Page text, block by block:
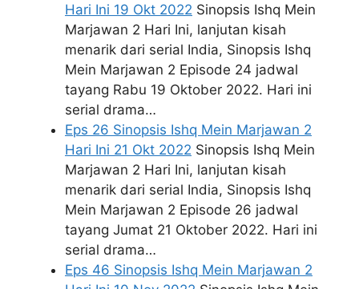
Hari Ini 19 Okt 2022 Sinopsis Ishq Mein
Marjawan 2 Hari Ini, lanjutan kisah
menarik dari serial India, Sinopsis Ishq
Mein Marjawan 2 Episode 24 jadwal
tayang Rabu 19 Oktober 2022. Hari ini
serial drama…
Eps 26 Sinopsis Ishq Mein Marjawan 2
Hari Ini 21 Okt 2022 Sinopsis Ishq Mein
Marjawan 2 Hari Ini, lanjutan kisah
menarik dari serial India, Sinopsis Ishq
Mein Marjawan 2 Episode 26 jadwal
tayang Jumat 21 Oktober 2022. Hari ini
serial drama…
Eps 46 Sinopsis Ishq Mein Marjawan 2